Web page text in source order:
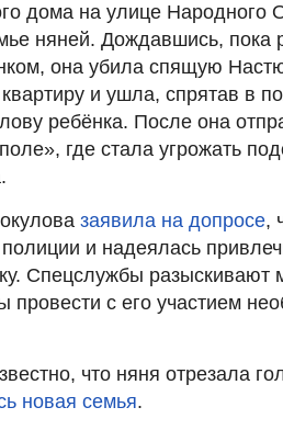
дома на улице Народного
няней. Дождавшись, пока
она убила спящую
и ушла, спрятав в
ребёнка. После она
где стала угрожать
заявила на допросе,
полиции и надеялась
Спецслужбы
провести с его участием
что няня отрезала
новая семья.